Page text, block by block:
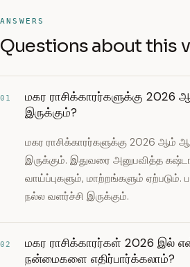
ANSWERS
Questions about this
01
மகர ராசிக்காரர்களுக்கு 2026
இருக்கும்?
மகர ராசிக்காரர்களுக்கு 2026 ஆம்
இருக்கும். இதுவரை அனுபவித்த
வாய்ப்புகளும், மாற்றங்களும் ஏற்படும்.
நல்ல வளர்ச்சி இருக்கும்.
02
மகர ராசிக்காரர்கள் 2026 இல்
நன்மைகளை எதிர்பார்க்கலாம்?